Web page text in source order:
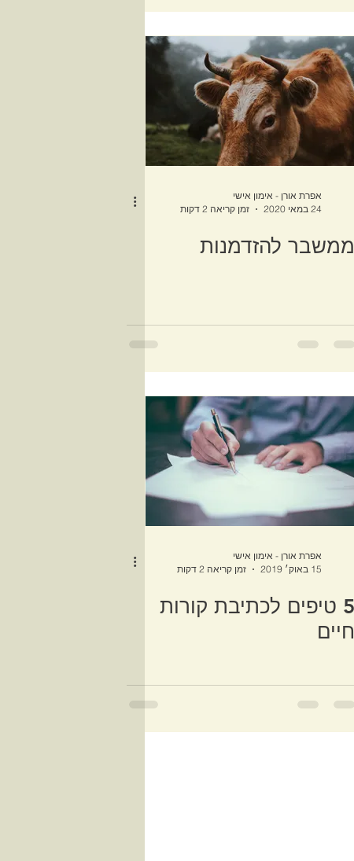
אפרת אורן - אימון אישי
24 במאי 2020
זמן קריאה 2 דקות
ממשבר להזדמנות
אפרת אורן - אימון אישי
15 באוק׳ 2019
זמן קריאה 2 דקות
5 טיפים לכתיבת קורות
חיים